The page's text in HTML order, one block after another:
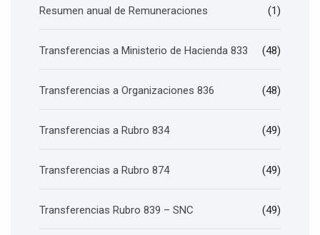
Resumen anual de Remuneraciones (1)
Transferencias a Ministerio de Hacienda 833 (48)
Transferencias a Organizaciones 836 (48)
Transferencias a Rubro 834 (49)
Transferencias a Rubro 874 (49)
Transferencias Rubro 839 – SNC (49)